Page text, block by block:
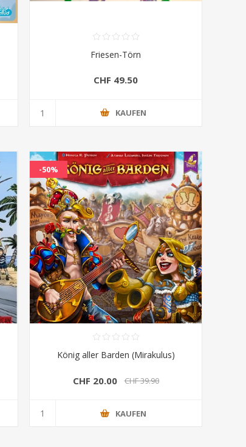
Friesen-Törn
CHF 49.50
KAUFEN
-50%
König aller Barden (Mirakulus)
CHF 20.00 CHF 39.90
KAUFEN